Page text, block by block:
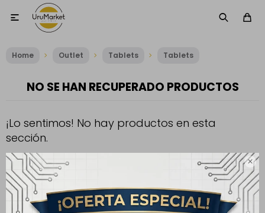


Home Outlet Tablets Tablets
NO SE HAN RECUPERADO PRODUCTOS
¡Lo sentimos! No hay productos en esta
sección.
Inténtalo nuevamente con otros criterios de filtrado o busca en
otras secciones de nuestro catálogo.